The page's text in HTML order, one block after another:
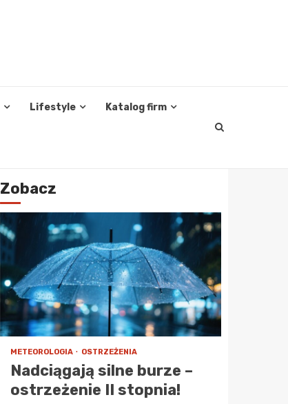
Lifestyle Katalog firm
Zobacz
METEOROLOGIA OSTRZEŻENIA
Nadciągają silne burze –
ostrzeżenie II stopnia!